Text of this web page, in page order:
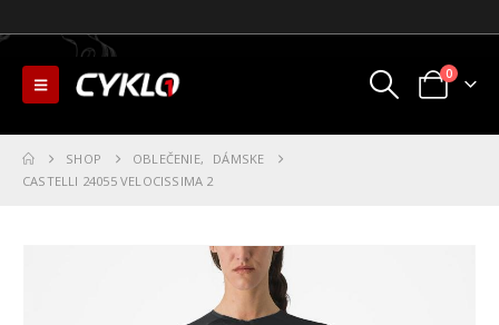
0
SHOP OBLEČENIE,
DÁMSKE
CASTELLI 24055 VELOCISSIMA 2